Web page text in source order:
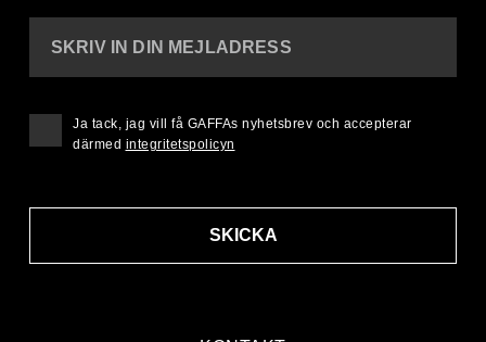
SKRIV IN DIN MEJLADRESS
SKICKA
Ja tack, jag vill få GAFFAs nyhetsbrev och accepterar
därmed integritetspolicyn